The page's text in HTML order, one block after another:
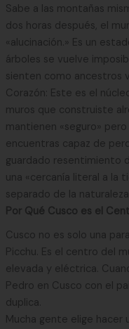
Sabe a las montañas
dos horas después, el
«alucinación.» Es un
árboles se vuelve
sienten como ancestros
Corazón: Este es el
muros que construiste
mantienen «seguro»
encuentras capaz de
guardado resentimiento
una «cercanía literal a la
separado de la
Por Qué Cusco es el
Cusco no es solo una
Picchu. Es el centro del
elevada y eléctrica.
Pedro en Cusco con el
duplica.
Mucha gente elige hacer